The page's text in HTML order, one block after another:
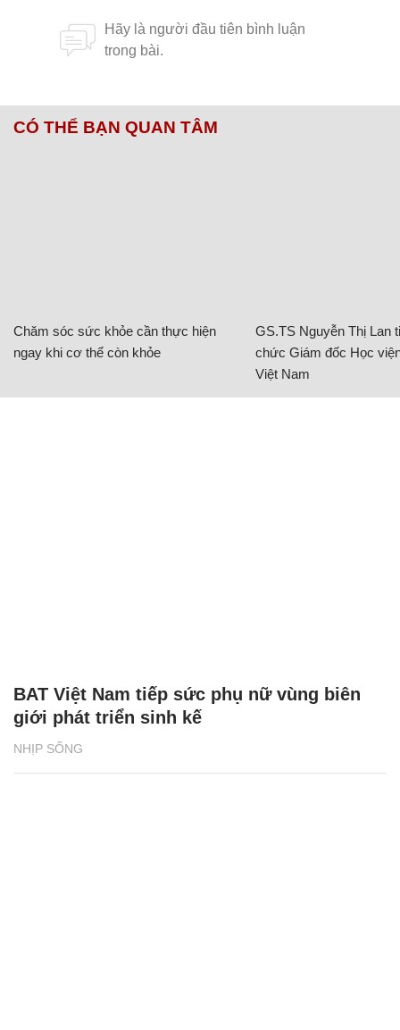
CÓ THỂ BẠN QUAN TÂM
Chăm sóc sức khỏe cần thực hiện
ngay khi cơ thể còn khỏe
GS.TS Nguyễn Thị Lan
chức Giám đốc Học
Việt Nam
NHỊP SỐNG
BAT Việt Nam tiếp sức phụ nữ vùng biên
giới phát triển sinh kế